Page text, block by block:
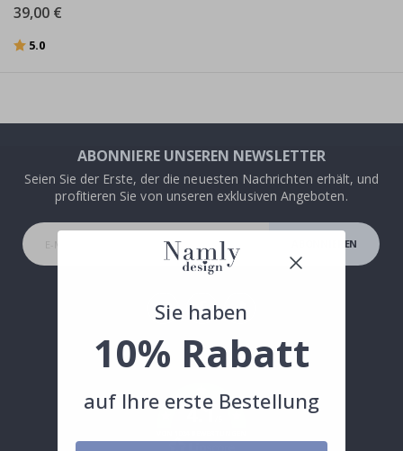
39,00 €
Bewertung:
5.0
ABONNIERE UNSEREN NEWSLETTER
Seien Sie der Erste, der die neuesten Nachrichten erhält, und
profitieren Sie von unseren exklusiven Angeboten.
ABONNIEREN
Tik
To
4.1
Sie haben
10% Rabatt
auf Ihre erste Bestellung